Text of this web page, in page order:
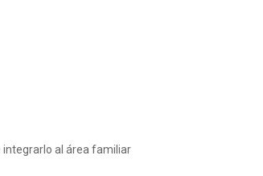
integrarlo al área familiar